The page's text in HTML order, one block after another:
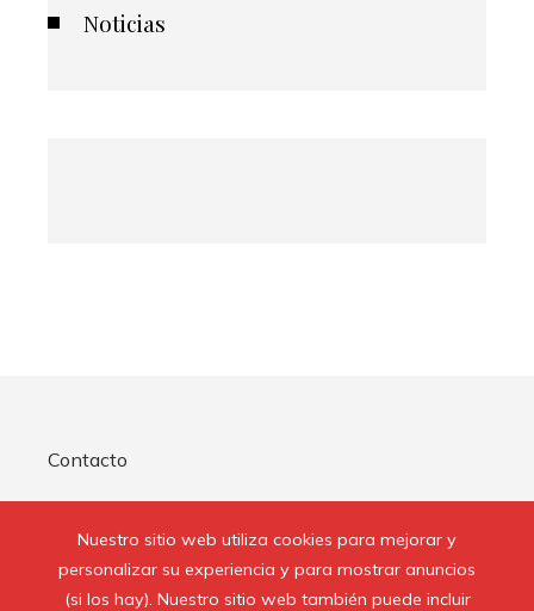
Nuestro sitio web utiliza cookies para mejorar y
personalizar su experiencia y para mostrar anuncios
(si los hay). Nuestro sitio web también puede incluir
Noticias
Contacto
Quienes Somos